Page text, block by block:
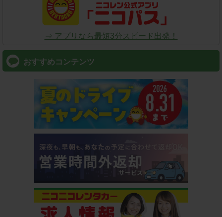
⇒ アプリなら最短3分スピード出発！
おすすめコンテンツ